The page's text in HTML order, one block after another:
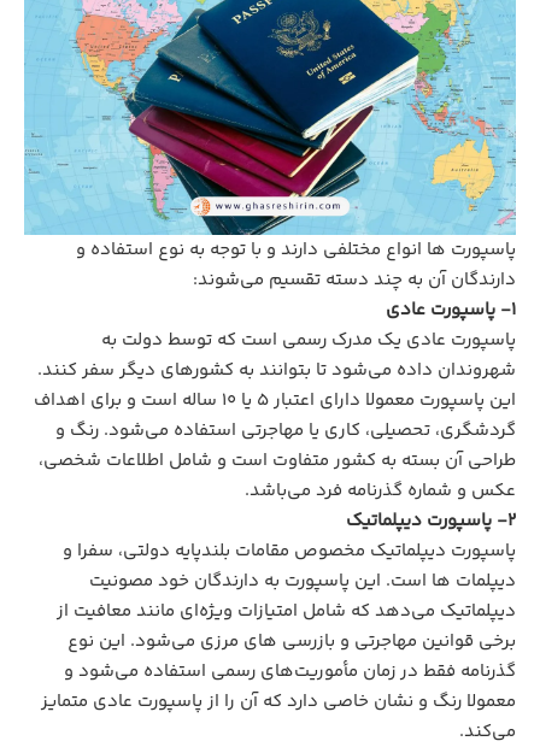
پاسپورت‌ ها انواع مختلفی دارند و با توجه به نوع استفاده و
دارندگان آن به چند دسته تقسیم می‌شوند:
1- پاسپورت عادی
پاسپورت عادی یک مدرک رسمی است که توسط دولت به
شهروندان داده می‌شود تا بتوانند به کشورهای دیگر سفر کنند.
این پاسپورت معمولا دارای اعتبار 5 یا 10 ساله است و برای اهداف
گردشگری، تحصیلی، کاری یا مهاجرتی استفاده می‌شود. رنگ و
طراحی آن بسته به کشور متفاوت است و شامل اطلاعات شخصی،
عکس و شماره گذرنامه فرد می‌باشد.
2- پاسپورت دیپلماتیک
پاسپورت دیپلماتیک مخصوص مقامات بلندپایه دولتی، سفرا و
دیپلمات‌ ها است. این پاسپورت به دارندگان خود مصونیت
دیپلماتیک می‌دهد که شامل امتیازات ویژه‌ای مانند معافیت از
برخی قوانین مهاجرتی و بازرسی‌ های مرزی می‌شود. این نوع
گذرنامه فقط در زمان مأموریت‌های رسمی استفاده می‌شود و
معمولا رنگ و نشان خاصی دارد که آن را از پاسپورت عادی متمایز
می‌کند.